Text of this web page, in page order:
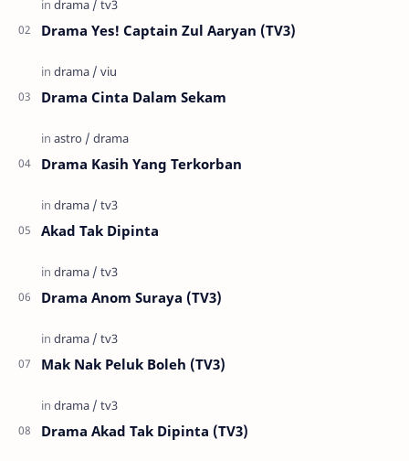
Drama Yes! Captain Zul Aaryan (TV3)
Drama Cinta Dalam Sekam
Drama Kasih Yang Terkorban
Akad Tak Dipinta
Drama Anom Suraya (TV3)
Mak Nak Peluk Boleh (TV3)
Drama Akad Tak Dipinta (TV3)